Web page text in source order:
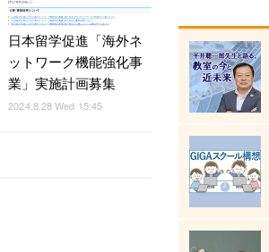
日本留学促進「海外ネ
ットワーク機能強化事
業」実施計画募集
2024.8.28 Wed 15:45